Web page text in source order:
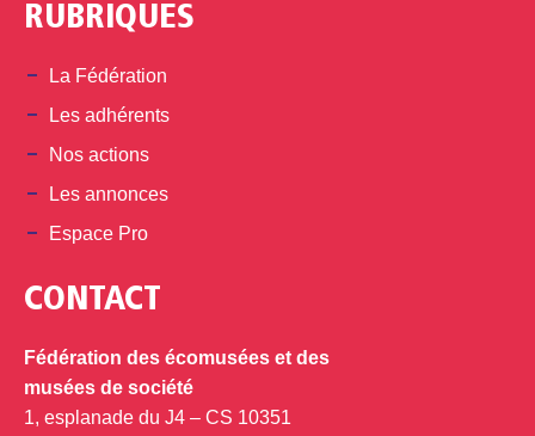
RUBRIQUES
La Fédération
Les adhérents
Nos actions
Les annonces
Espace Pro
CONTACT
Fédération des écomusées et des
musées de société
1, esplanade du J4 – CS 10351